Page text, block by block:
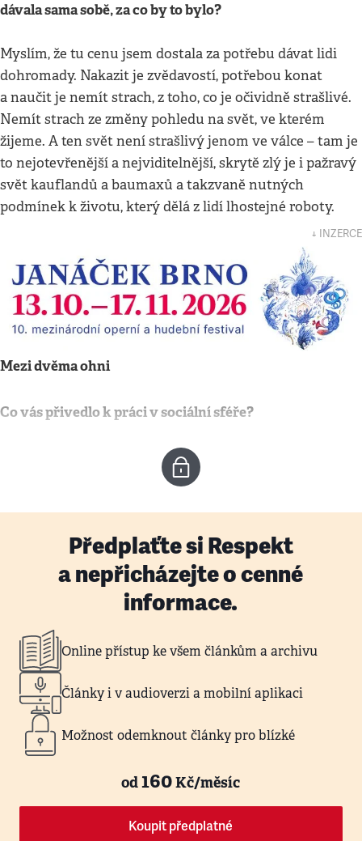
dávala sama sobě, za co by to bylo?
Myslím, že tu cenu jsem dostala za potřebu dávat lidi
dohromady. Nakazit je zvědavostí, potřebou konat
a naučit je nemít strach, z toho, co je očividně strašlivé.
Nemít strach ze změny pohledu na svět, ve kterém
žijeme. A ten svět není strašlivý jenom ve válce – tam je
to nejotevřenější a nejviditelnější, skrytě zlý je i pažravý
svět kauflandů a baumaxů a takzvaně nutných
podmínek k životu, který dělá z lidí lhostejné roboty.
↓ INZERCE
Mezi dvěma ohni
Co vás přivedlo k práci v sociální sféře?
Předplaťte si Respekt
a nepřicházejte o cenné
informace.
Online přístup ke všem článkům a archivu
Články i v audioverzi a mobilní aplikaci
Možnost odemknout články pro blízké
od160Kč/měsíc
Koupit předplatné